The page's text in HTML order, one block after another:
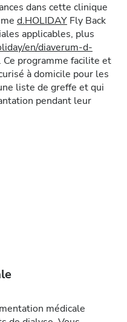
dans cette clinique
d.HOLIDAY Fly Back
applicables, plus
en/diaverum-d-
Ce programme facilite et
à domicile pour les
liste de greffe et qui
pendant leur
médicale